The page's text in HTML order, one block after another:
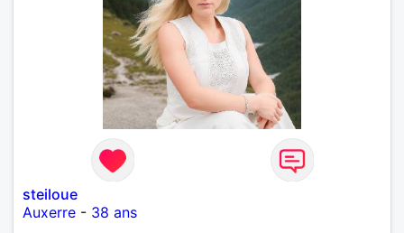
steiloue
Auxerre - 38 ans